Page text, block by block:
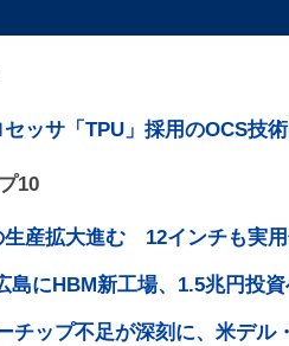
ッサ「TPU」採用のOCS技術
10
生産拡大進む 12インチも実
島にHBM新工場、1.5兆円投
チップ不足が深刻に、米デル